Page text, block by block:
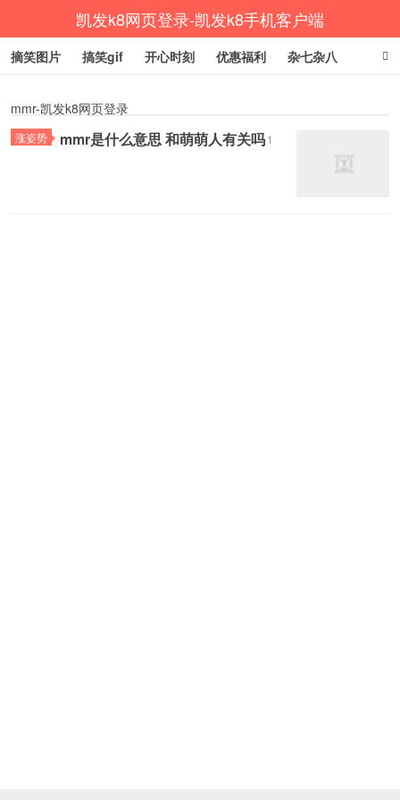
凯发k8网页登录-凯发k8手机客户端
摘笑图片 搞笑gif 开心时刻 优惠福利 杂七杂八
mmr-凯发k8网页登录
涨姿势 mmr是什么意思 和萌萌人有关吗1